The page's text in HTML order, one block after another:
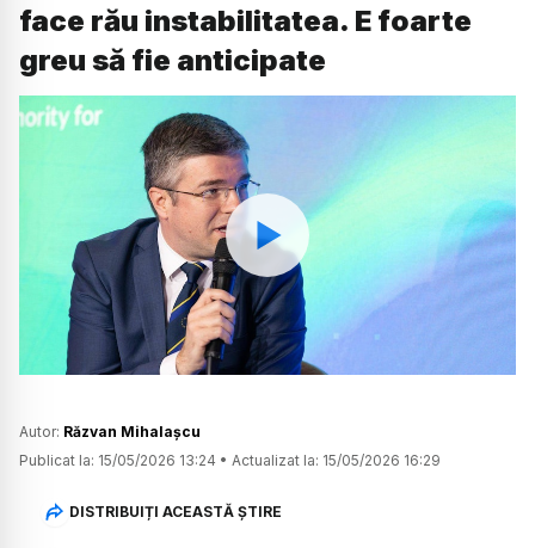
face rău instabilitatea. E foarte
greu să fie anticipate
Watch
Autor: Răzvan Mihalașcu
Publicat la: 15/05/2026 13:24 • Actualizat la: 15/05/2026 16:29
DISTRIBUIȚI ACEASTĂ ȘTIRE